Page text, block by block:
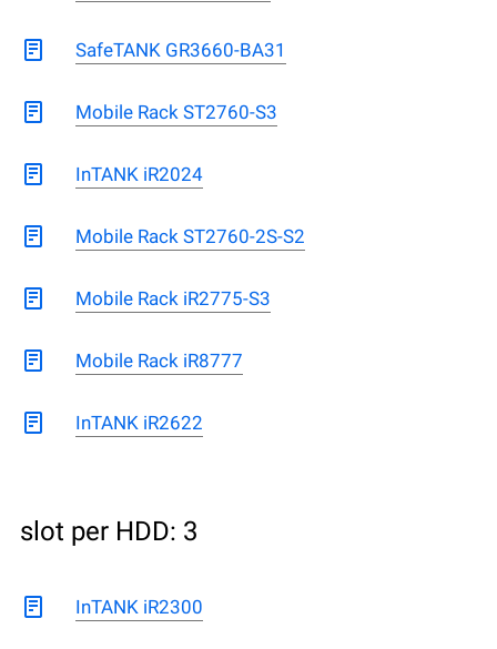
SafeTANK GR3660-BA31
Mobile Rack ST2760-S3
InTANK iR2024
Mobile Rack ST2760-2S-S2
Mobile Rack iR2775-S3
Mobile Rack iR8777
InTANK iR2622
slot per HDD: 3
InTANK iR2300